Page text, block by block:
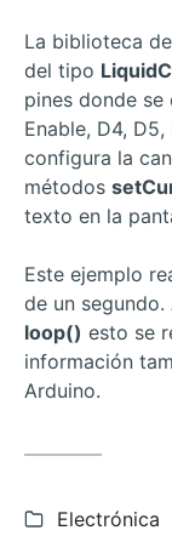
La biblioteca
del tipo
pines donde se
Enable, D4,
configura la
métodos
texto en la
Este ejemplo
de un
loop() esto se
información
Arduino.
Categorías:
Electrónica